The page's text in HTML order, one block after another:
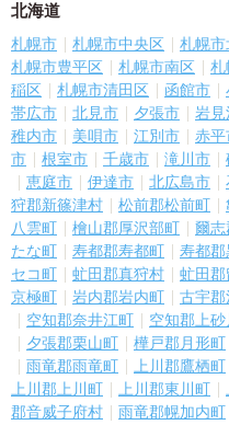
北海道
札幌市 札幌市中央区 札幌市
札幌市豊平区
札幌市南区 札
稲区
札幌市清田区 函館市
帯広市
北見市 夕張市 岩見
稚内市
美唄市 江別市 赤平
市
根室市 千歳市 滝川市
恵庭市
伊達市 北広島市
狩郡新篠津村
松前郡松前町
八雲町
檜山郡厚沢部町 爾志
たな町
寿都郡寿都町 寿都
セコ町
虻田郡真狩村 虻田
京極町
岩内郡岩内町 古宇郡
空知郡奈井江町
空知郡上
夕張郡栗山町
樺戸郡月形町
雨竜郡雨竜町
上川郡鷹栖町
上川郡上川町
上川郡東川町
郡音威子府村
雨竜郡幌加内町